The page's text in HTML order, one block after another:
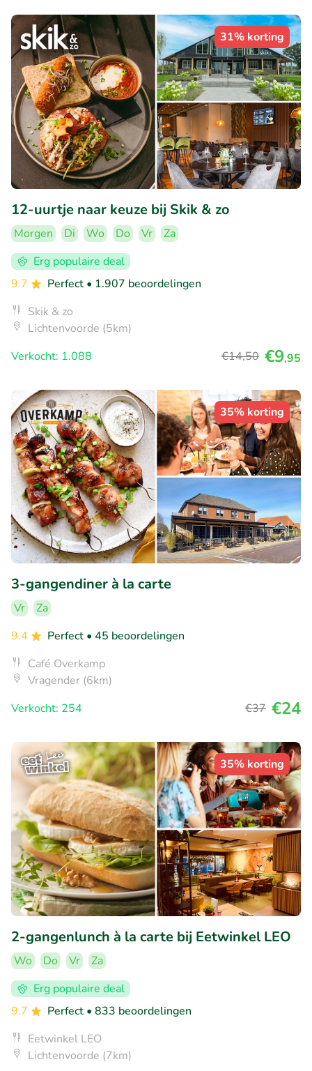
31% korting
12-uurtje naar keuze bij Skik & zo
Morgen Di Wo Do Vr
Za
Erg populaire deal
9.7
Perfect • 1.907 beoordelingen
Skik & zo
Lichtenvoorde (5km)
Verkocht: 1.088
€14,50 €9,95
35% korting
3-gangendiner à la carte
Vr
Za
9.4
Perfect • 45 beoordelingen
Café Overkamp
Vragender (6km)
Verkocht: 254
€37 €24
35% korting
2-gangenlunch à la carte bij Eetwinkel LEO
Wo Do Vr
Za
Erg populaire deal
9.7
Perfect • 833 beoordelingen
Eetwinkel LEO
Lichtenvoorde (7km)